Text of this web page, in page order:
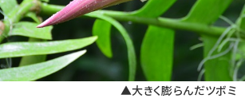
▲大きく膨らんだツボミ